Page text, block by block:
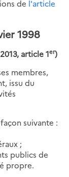
de l'article
1998
article 1er)
membres,
issu du
suivante :
;
publics de
propre.